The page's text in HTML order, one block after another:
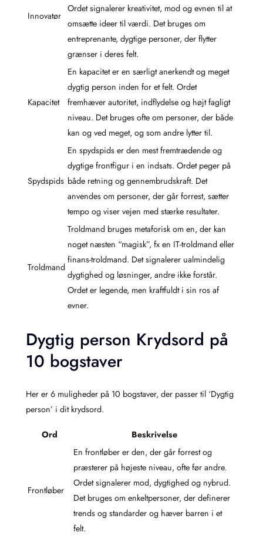
Innovatør
Ordet signalerer kreativitet, mod og evnen til at
omsætte ideer til værdi. Det bruges om
entreprenante, dygtige personer, der flytter
grænser i deres felt.
Kapacitet
En kapacitet er en særligt anerkendt og meget
dygtig person inden for et felt. Ordet
fremhæver autoritet, indflydelse og højt fagligt
niveau. Det bruges ofte om personer, der både
kan og ved meget, og som andre lytter til.
Spydspids
En spydspids er den mest fremtrædende og
dygtige frontfigur i en indsats. Ordet peger på
både retning og gennembrudskraft. Det
anvendes om personer, der går forrest, sætter
tempo og viser vejen med stærke resultater.
Troldmand
Troldmand bruges metaforisk om en, der kan
noget næsten “magisk”, fx en IT-troldmand eller
finans-troldmand. Det signalerer ualmindelig
dygtighed og løsninger, andre ikke forstår.
Ordet er legende, men kraftfuldt i sin ros af
evner.
Dygtig person Krydsord på
10 bogstaver
Her er 6 muligheder på 10 bogstaver, der passer til ‘Dygtig
person’ i dit krydsord.
Ord Beskrivelse
Frontløber
En frontløber er den, der går forrest og
præsterer på højeste niveau, ofte før andre.
Ordet signalerer mod, dygtighed og nybrud.
Det bruges om enkeltpersoner, der definerer
trends og standarder og hæver barren i et
felt.